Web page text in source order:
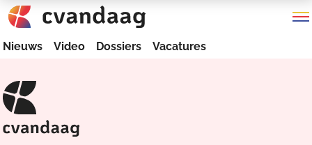
Nieuws Video Dossiers Vacatures